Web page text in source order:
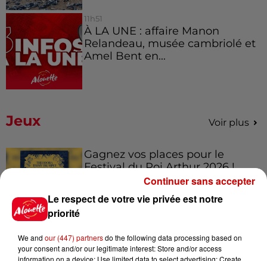
11h51
À LA UNE : affaire Manon
Relandeau, musée cambriolé et
Amel Bent en...
Jeux Voir plus
Gagnez vos places pour le
Festival du Roi Arthur 2026 !
Gagnez vos entrées pour le
Musée du Sport Automobile au
Mans !
Le respect de votre vie privée est notre
priorité
We and our (447) partnersdo the following data processing based on
your consent and/or our legitimate interest: Store and/or access
information on a device; Use limited data to select advertising; Create
Continuer sans accepter